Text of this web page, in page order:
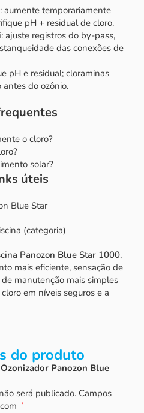
: aumente temporariamente
pH + residual de cloro.
: ajuste registros do by-pass,
das conexões de
pH e residual; cloraminas
do ozônio.
o cloro?
solar?
úteis
Blue Star
(categoria)
Panozon Blue Star 1000,
mais eficiente, sensação de
manutenção mais simples
em níveis seguros e a
do produto
Panozon Blue
será publicado. Campos
*